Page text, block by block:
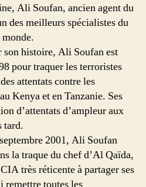
Ali Soufan, ancien agent du
des meilleurs spécialistes du
son histoire, Ali Soufan est
pour traquer les terroristes
attentats contre les
Kenya et en Tanzanie. Ses
d’attentats d’ampleur aux
tard.
2001, Ali Soufan
la traque du chef d’Al Qaïda,
très réticente à partager ses
toutes les